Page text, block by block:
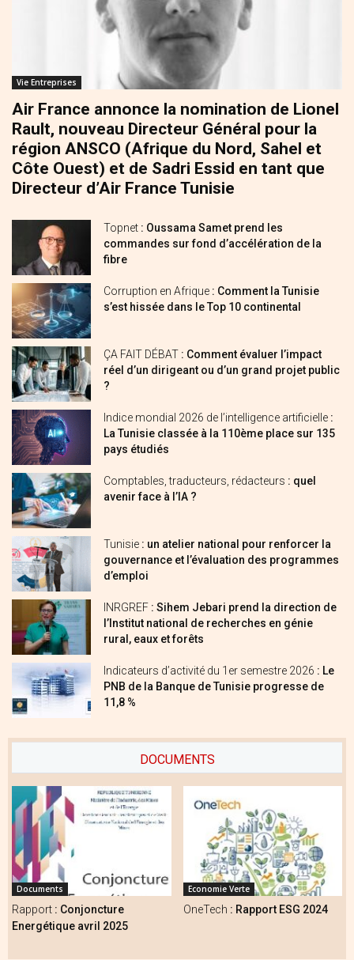
Vie Entreprises
Air France annonce la nomination de Lionel
Rault, nouveau Directeur Général pour la
région ANSCO (Afrique du Nord, Sahel et
Côte Ouest) et de Sadri Essid en tant que
Directeur d’Air France Tunisie
Topnet : Oussama Samet prend les
commandes sur fond d’accélération de la
fibre
Corruption en Afrique : Comment la Tunisie
s’est hissée dans le Top 10 continental
ÇA FAIT DÉBAT : Comment évaluer l’impact
réel d’un dirigeant ou d’un grand projet public
?
Indice mondial 2026 de l’intelligence artificielle :
La Tunisie classée à la 110ème place sur 135
pays étudiés
Comptables, traducteurs, rédacteurs : quel
avenir face à l’IA ?
Tunisie : un atelier national pour renforcer la
gouvernance et l’évaluation des programmes
d’emploi
INRGREF : Sihem Jebari prend la direction de
l’Institut national de recherches en génie
rural, eaux et forêts
Indicateurs d’activité du 1er semestre 2026 : Le
PNB de la Banque de Tunisie progresse de
11,8 %
DOCUMENTS
Documents
Rapport : Conjoncture
Energétique avril 2025
Economie Verte
OneTech : Rapport ESG 2024